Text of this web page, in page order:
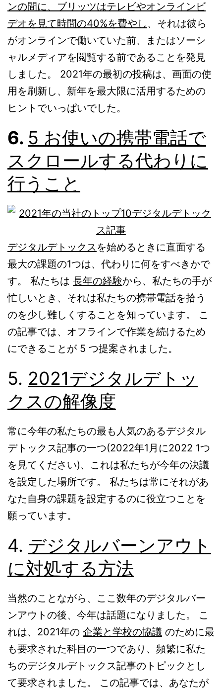
ンの間に、ブリッツはテレビやオンラインビ
デオを見て時間の40%を費やし 、それは彼ら
がオンラインで働いていた前、またはソーシ
ャルメディアを閲覧する前であることを発見
しました。 2021年の最初の投稿は、画面の使
用を刷新し、新年を最大限に活用するための
ヒントでいっぱいでした。
6. 5 お使いの携帯電話で
スクロールする代わりに
行うこと
デジタルデトックスを始めるときに直面する
最大の課題の1つは、代わりに何をすべきかで
す。 私たちは 長年の経験から、私たちの手が
忙しいとき、それは私たちの携帯電話を拾う
のを少し難しくすることを知っています。 こ
の記事では、オフラインで作業を続けるため
にできることが 5 つ提案されました。
5. 2021デジタルデトッ
クスの解像度
常に今年の私たちの最も人気のあるデジタル
デトックス記事の一つ(2022年1月に2022 1つ
を見てください)、これは私たちが今年の決議
を設定した場所です。 私たちは常にそれがあ
なた自身の課題を設定するのに役立つことを
願っています。
4. デジタルバーンアウト
に対処する方法
当然のことながら、ここ数年のデジタルバー
ンアウトの後、今年は話題になりました。 こ
れは、2021年の 企業と学校の協議 のために最
も要求された科目の一つであり、頻繁に私た
ちのデジタルデトックス記事のトピックとし
て要求されました。 この記事では、あなたが